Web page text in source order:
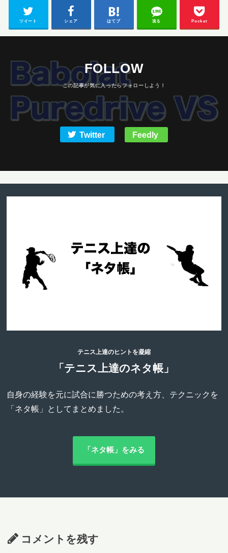
ツイート シェア はてブ 送る Pocket
FOLLOW
Twitter Feedly
テニス上達のヒントを凝縮
「テニス上達のネタ帳」
自身の経験を元に試合に勝つための考え方、テクニックを
「ネタ帳」としてまとめました。
「ネタ帳」をみる
コメントを残す